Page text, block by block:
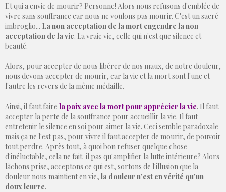
Et qui a envie de mourir? Personne! Alors nous refusons d'emblée de
vivre sans souffrance car nous ne voulons pas mourir. C'est un sacré
imbroglio... La non acceptation de la mort engendre la non
acceptation de la vie. La vraie vie, celle qui n'est que silence et
beauté.
Alors, pour accepter de nous libérer de nos maux, de notre douleur,
nous devons accepter de mourir, car la vie et la mort sont l'une et
l'autre les revers de la même médaille.
Ainsi, il faut faire la paix avec la mort pour apprécier la vie. Il faut
accepter la perte de la souffrance pour accueillir la vie. Il faut
entretenir le silence en soi pour aimer la vie. Ceci semble paradoxale
mais ça ne l'est pas, pour vivre il faut accepter de mourir, de pouvoir
tout perdre. Après tout, à quoi bon refuser quelque chose
d'inéluctable, cela ne fait-il pas qu'amplifier la lutte intérieure? Alors
lâchons prise, acceptons ce qui est, sortons de l'illusion que la
douleur nous maintient en vie, la douleur n'est en vérité qu'un
doux leurre.